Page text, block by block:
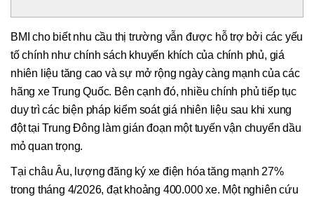
BMI cho biết nhu cầu thị trường vẫn được hỗ trợ bởi các yếu
tố chính như chính sách khuyến khích của chính phủ, giá
nhiên liệu tăng cao và sự mở rộng ngày càng mạnh của các
hãng xe Trung Quốc. Bên cạnh đó, nhiều chính phủ tiếp tục
duy trì các biện pháp kiểm soát giá nhiên liệu sau khi xung
đột tại Trung Đông làm gián đoạn một tuyến vận chuyển dầu
mỏ quan trọng.
Tại châu Âu, lượng đăng ký xe điện hóa tăng mạnh 27%
trong tháng 4/2026, đạt khoảng 400.000 xe. Một nghiên cứu